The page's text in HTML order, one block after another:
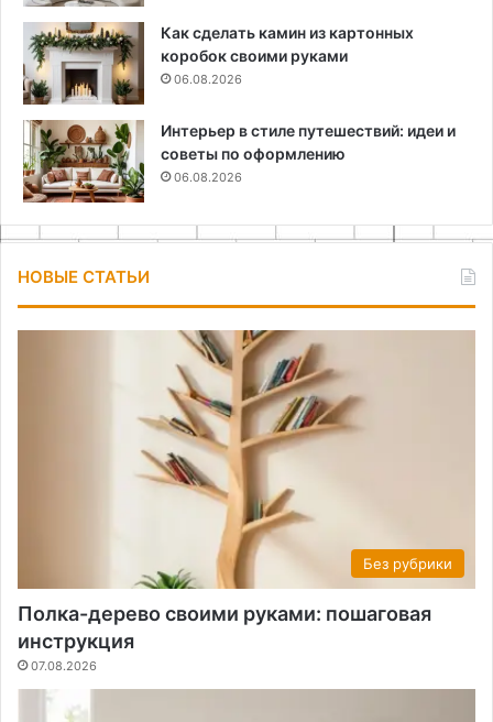
Как сделать камин из картонных
коробок своими руками
06.08.2026
Интерьер в стиле путешествий: идеи и
советы по оформлению
06.08.2026
НОВЫЕ СТАТЬИ
Без рубрики
Полка-дерево своими руками: пошаговая
инструкция
07.08.2026